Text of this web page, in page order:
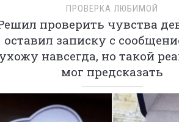
ПРОВЕРКА ЛЮБИМОЙ
проверить чувства
оставил записку с
навсегда, но такой
мог предсказать